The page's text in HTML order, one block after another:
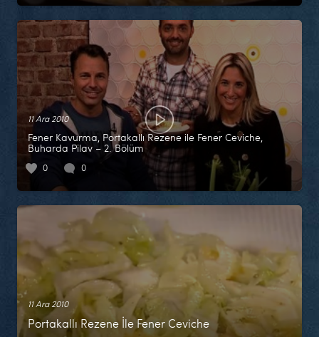
11 Ara 2010
Fener Kavurma, Portakallı Rezene ile Fener Ceviche,
Buharda Pilav – 2. Bölüm
0 0
11 Ara 2010
Portakallı Rezene İle Fener Ceviche